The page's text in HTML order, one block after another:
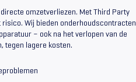
omzetverliezen. Met Third Party
Wij bieden onderhoudscontracten
– ook na het verlopen van de
tegen lagere kosten.